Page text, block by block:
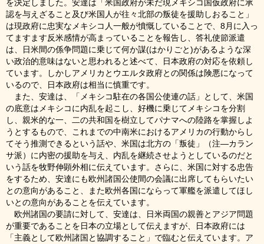
を決定しました。安達は「米国政府が未だ現メキシコ国仮政府に承
認を与えざること及び米国人が往々北部の叛徒を援助しおること」
は現政府に忠実なメキシコ人一般が憤慨していることで、8月に入っ
てますます反米感情が高まっていることを報告し、答礼使節派遣
は、日米間の係争問題に乗じて何か謀(はかりごと)があるような深
い政治的意味はないと思われると述べて、日本政府の対応を依頼し
ています。しかしアメリカとウエルタ政府との関係は険悪になって
いるので、日本政府は相当に慎重です。
また、安達は、「メキシコ駐在の各国公使連の話」として、米国
の底意はメキシコに内乱を起こし、好機に乗じてメキシコを分割
し、親米的な一、二の共和国を樹立してパナマへの陸路を掌握しよ
うとするもので、これまでの中南米におけるアメリカの行動からし
てそう推測できるという話や、米国は北方の「叛徒」（注―カラン
サ派）に内密の援助を与え、内乱を継続させようとしているのだと
いう話を牧野伸顕外相に伝えています。さらに、米国に対する忠告
をするため、安達にも欧州諸国公使間の会議に出席してもらいたい
との意向があること、また欧州各国にならって軍艦を派遣してほし
いとの意向があることを伝えています。
欧州諸国の要請に対して、安達は、日米両国の親善とアジア問題
が重要であることを日本の立場として伝えますが、日本政府には
「主義として欧州諸国と協調すること」で臨むと伝えています。ア